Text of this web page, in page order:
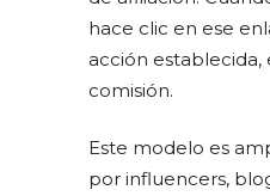
hace clic en ese
acción establecida,
comisión.
Este modelo es
por influencers,